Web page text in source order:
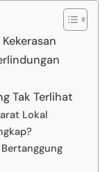
Tak Terlihat
Lokal